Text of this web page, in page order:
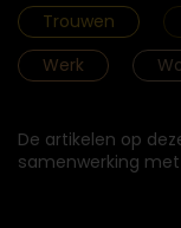
Trouwen
Werk
De artikelen op
samenwerking